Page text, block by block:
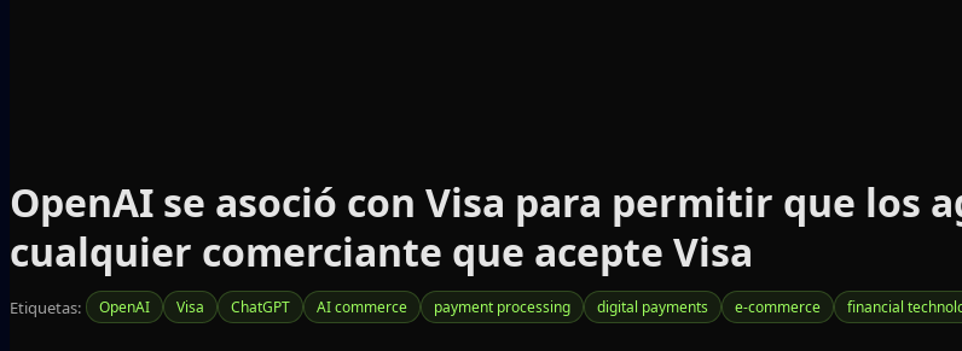
OpenAI se asoció con Visa para permitir que los
cualquier comerciante que acepte Visa
Etiquetas: OpenAI Visa ChatGPT AI commerce payment processing digital payments e‑commerce financial